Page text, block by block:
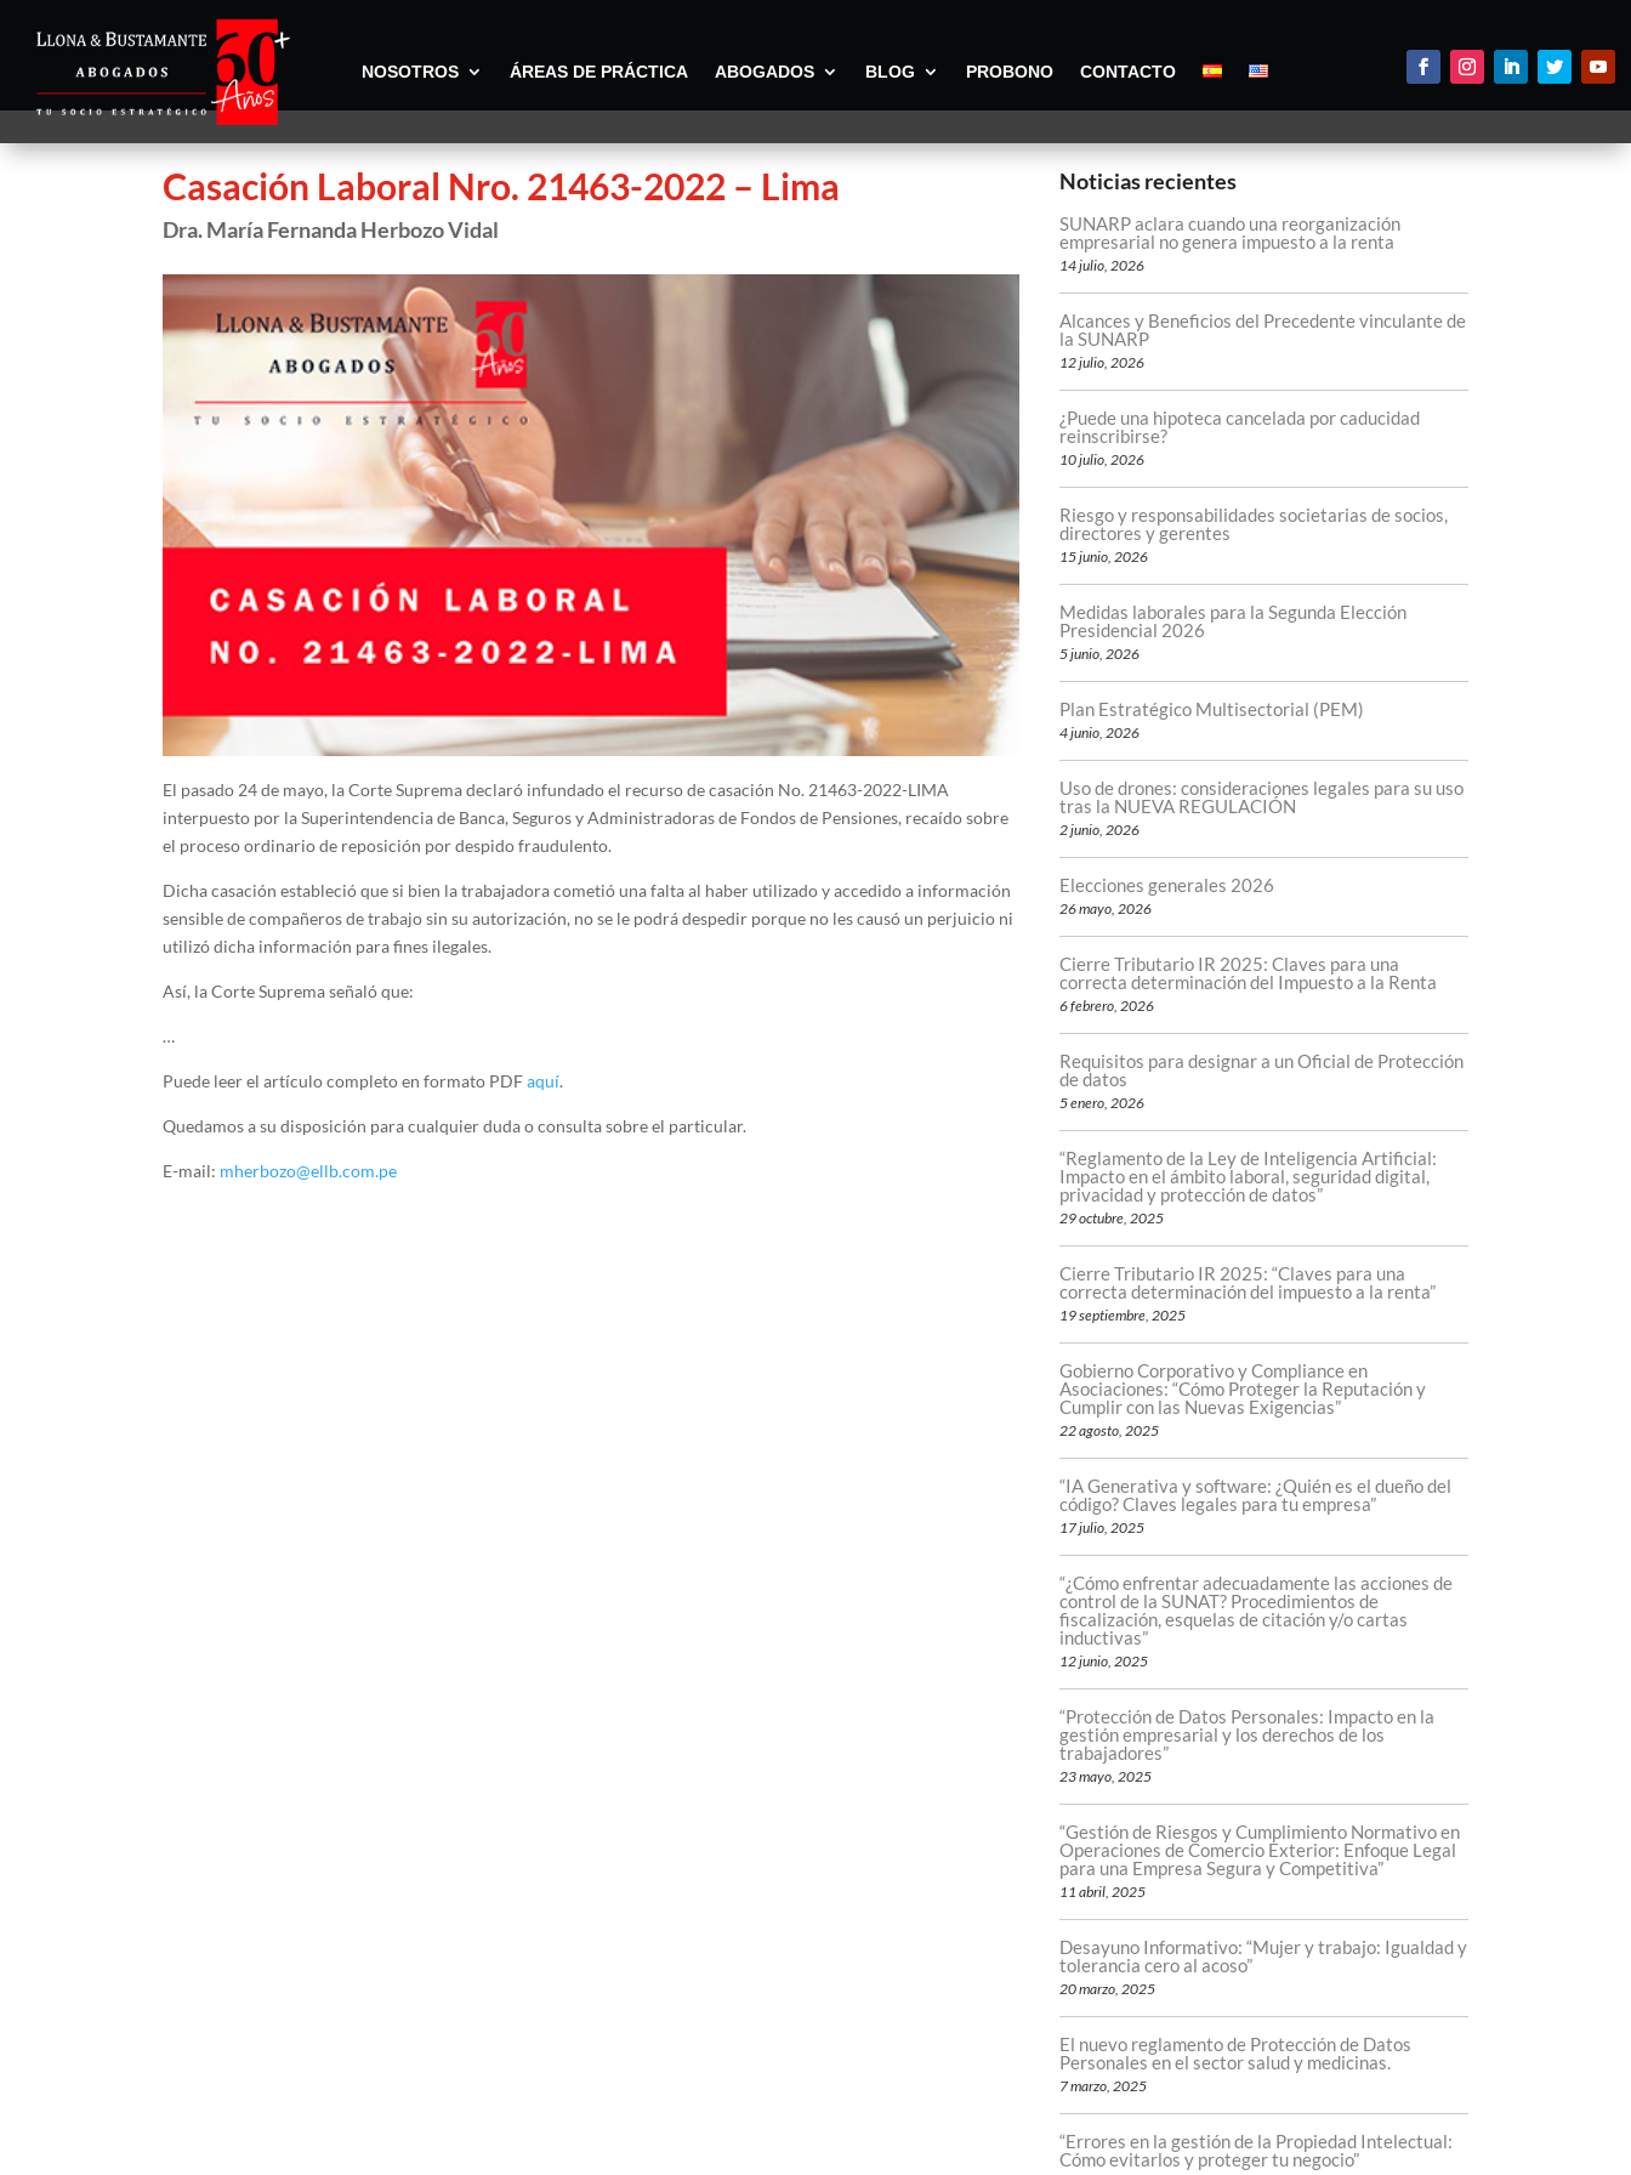
NOSOTROS ÁREAS DE PRÁCTICA ABOGADOS BLOG PROBONO CONTACTO
Casación Laboral Nro. 21463-2022 – Lima
Dra. María Fernanda Herbozo Vidal
El pasado 24 de mayo, la Corte Suprema declaró infundado el recurso de casación No. 21463-2022-LIMA
interpuesto por la Superintendencia de Banca, Seguros y Administradoras de Fondos de Pensiones, recaído sobre
el proceso ordinario de reposición por despido fraudulento.
Dicha casación estableció que si bien la trabajadora cometió una falta al haber utilizado y accedido a información
sensible de compañeros de trabajo sin su autorización, no se le podrá despedir porque no les causó un perjuicio ni
utilizó dicha información para fines ilegales.
Así, la Corte Suprema señaló que:
…
Puede leer el artículo completo en formato PDFaquí.
Quedamos a su disposición para cualquier duda o consulta sobre el particular.
E-mail: mherbozo@ellb.com.pe
Noticias recientes
SUNARP aclara cuando una reorganización
empresarial no genera impuesto a la renta
14 julio, 2026
Alcances y Beneficios del Precedente vinculante de
la SUNARP
12 julio, 2026
¿Puede una hipoteca cancelada por caducidad
reinscribirse?
10 julio, 2026
Riesgo y responsabilidades societarias de socios,
directores y gerentes
15 junio, 2026
Medidas laborales para la Segunda Elección
Presidencial 2026
5 junio, 2026
Plan Estratégico Multisectorial (PEM)
4 junio, 2026
Uso de drones: consideraciones legales para su uso
tras la NUEVA REGULACIÓN
2 junio, 2026
Elecciones generales 2026
26 mayo, 2026
Cierre Tributario IR 2025: Claves para una
correcta determinación del Impuesto a la Renta
6 febrero, 2026
Requisitos para designar a un Oficial de Protección
de datos
5 enero, 2026
“Reglamento de la Ley de Inteligencia Artificial:
Impacto en el ámbito laboral, seguridad digital,
privacidad y protección de datos”
29 octubre, 2025
Cierre Tributario IR 2025: “Claves para una
correcta determinación del impuesto a la renta”
19 septiembre, 2025
Gobierno Corporativo y Compliance en
Asociaciones: “Cómo Proteger la Reputación y
Cumplir con las Nuevas Exigencias”
22 agosto, 2025
“IA Generativa y software: ¿Quién es el dueño del
código? Claves legales para tu empresa”
17 julio, 2025
“¿Cómo enfrentar adecuadamente las acciones de
control de la SUNAT? Procedimientos de
fiscalización, esquelas de citación y/o cartas
inductivas”
12 junio, 2025
“Protección de Datos Personales: Impacto en la
gestión empresarial y los derechos de los
trabajadores”
23 mayo, 2025
“Gestión de Riesgos y Cumplimiento Normativo en
Operaciones de Comercio Exterior: Enfoque Legal
para una Empresa Segura y Competitiva”
11 abril, 2025
Desayuno Informativo: “Mujer y trabajo: Igualdad y
tolerancia cero al acoso”
20 marzo, 2025
El nuevo reglamento de Protección de Datos
Personales en el sector salud y medicinas.
7 marzo, 2025
“Errores en la gestión de la Propiedad Intelectual:
Cómo evitarlos y proteger tu negocio”